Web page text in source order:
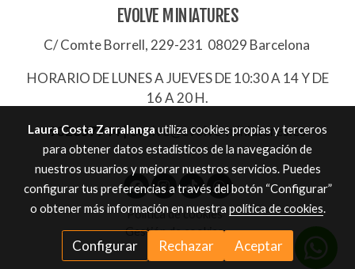
EVOLVE MINIATURES
C/ Comte Borrell, 229-231 08029 Barcelona
HORARIO DE LUNES A JUEVES DE 10:30 A 14 Y DE
16 A 20 H.
932657744|evolve@evolve-miniatures.es
Política de cookies
Gestión de cookies
Laura Costa Zarralanga utiliza cookies propias y terceros
para obtener datos estadísticos de la navegación de
nuestros usuarios y mejorar nuestros servicios. Puedes
configurar tus preferencias a través del botón “Configurar”
o obtener más información en nuestra política de cookies.
Configurar Rechazar Aceptar